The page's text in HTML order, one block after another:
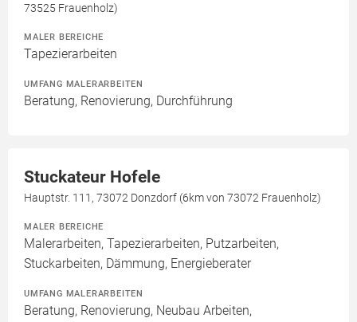
73525 Frauenholz)
MALER BEREICHE
Tapezierarbeiten
UMFANG MALERARBEITEN
Beratung, Renovierung, Durchführung
Stuckateur Hofele
Hauptstr. 111, 73072 Donzdorf (6km von 73072 Frauenholz)
MALER BEREICHE
Malerarbeiten, Tapezierarbeiten, Putzarbeiten,
Stuckarbeiten, Dämmung, Energieberater
UMFANG MALERARBEITEN
Beratung, Renovierung, Neubau Arbeiten,